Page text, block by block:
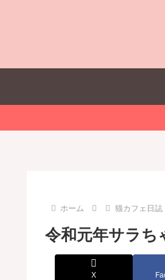
ホーム 猫カフェ日誌
令和元年サラち
X